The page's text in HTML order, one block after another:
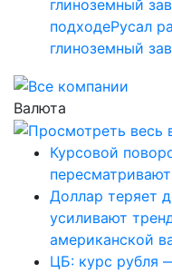
глиноземный
подходеРусал
глиноземный
Валюта
Курсовой
Доллар теряет
усиливают
американской
ЦБ: курс рубля